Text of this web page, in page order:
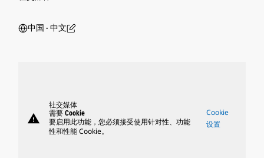
中国 ‧ 中文
warning
社交媒体
需要 Cookie
要启用此功能，您必须接受使用针对性、功能
性和性能 Cookie。
Cookie
设置